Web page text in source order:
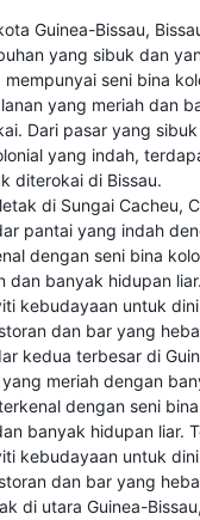
Guinea-Bissau,
yang sibuk dan
mempunyai seni bina
yang meriah dan
Dari pasar yang
yang indah,
diterokai di Bissau.
di Sungai Cacheu,
pantai yang indah
dengan seni bina
dan banyak hidupan
kebudayaan untuk
dan bar yang
kedua terbesar di
meriah dengan
dengan seni
banyak hidupan liar.
kebudayaan untuk
dan bar yang
di utara Guinea-